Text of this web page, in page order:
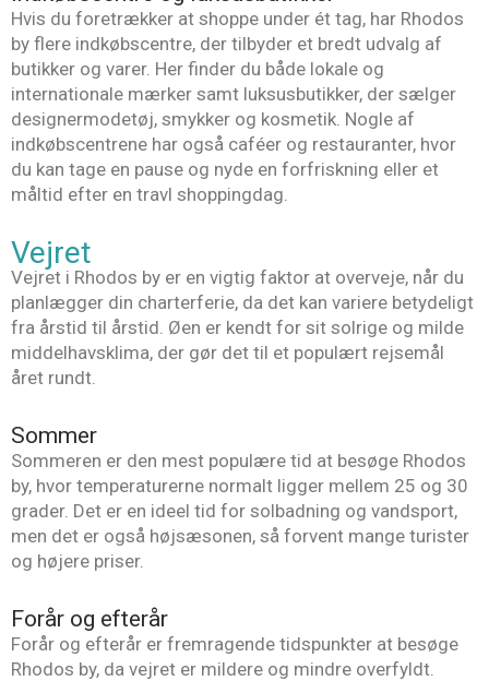
Hvis du foretrækker at shoppe under ét tag, har Rhodos
by flere indkøbscentre, der tilbyder et bredt udvalg af
butikker og varer. Her finder du både lokale og
internationale mærker samt luksusbutikker, der sælger
designermodetøj, smykker og kosmetik. Nogle af
indkøbscentrene har også caféer og restauranter, hvor
du kan tage en pause og nyde en forfriskning eller et
måltid efter en travl shoppingdag.
Vejret
Vejret i Rhodos by er en vigtig faktor at overveje, når du
planlægger din charterferie, da det kan variere betydeligt
fra årstid til årstid. Øen er kendt for sit solrige og milde
middelhavsklima, der gør det til et populært rejsemål
året rundt.
Sommer
Sommeren er den mest populære tid at besøge Rhodos
by, hvor temperaturerne normalt ligger mellem 25 og 30
grader. Det er en ideel tid for solbadning og vandsport,
men det er også højsæsonen, så forvent mange turister
og højere priser.
Forår og efterår
Forår og efterår er fremragende tidspunkter at besøge
Rhodos by, da vejret er mildere og mindre overfyldt.